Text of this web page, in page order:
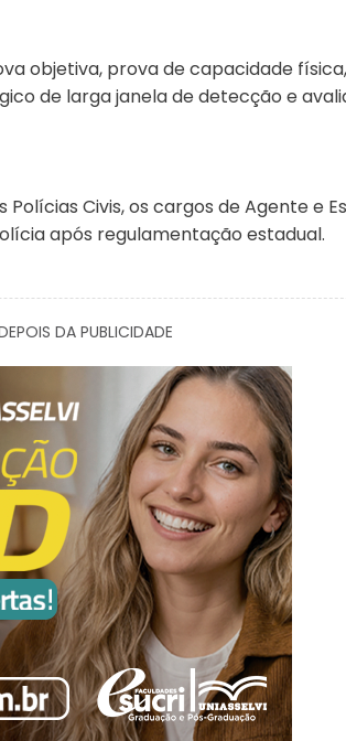
objetiva, prova de capacidade
de larga janela de detecção e
Civis, os cargos de Agente e
após regulamentação estadual.
DA PUBLICIDADE